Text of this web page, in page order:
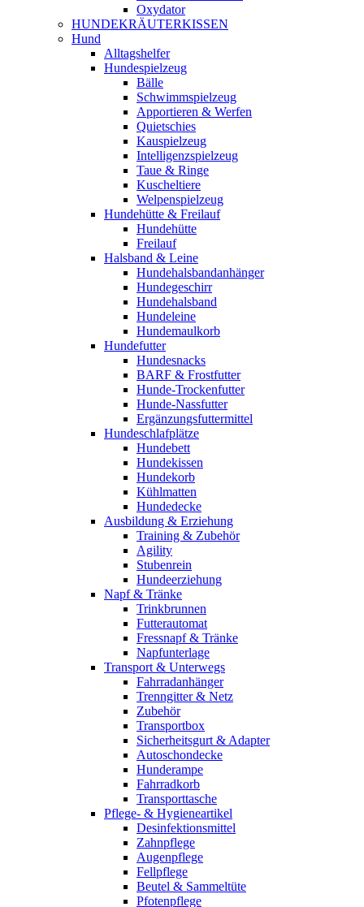
Oxydator
HUNDEKRÄUTERKISSEN
Hund
Alltagshelfer
Hundespielzeug
Bälle
Schwimmspielzeug
Apportieren & Werfen
Quietschies
Kauspielzeug
Intelligenzspielzeug
Taue & Ringe
Kuscheltiere
Welpenspielzeug
Hundehütte & Freilauf
Hundehütte
Freilauf
Halsband & Leine
Hundehalsbandanhänger
Hundegeschirr
Hundehalsband
Hundeleine
Hundemaulkorb
Hundefutter
Hundesnacks
BARF & Frostfutter
Hunde-Trockenfutter
Hunde-Nassfutter
Ergänzungsfuttermittel
Hundeschlafplätze
Hundebett
Hundekissen
Hundekorb
Kühlmatten
Hundedecke
Ausbildung & Erziehung
Training & Zubehör
Agility
Stubenrein
Hundeerziehung
Napf & Tränke
Trinkbrunnen
Futterautomat
Fressnapf & Tränke
Napfunterlage
Transport & Unterwegs
Fahrradanhänger
Trenngitter & Netz
Zubehör
Transportbox
Sicherheitsgurt & Adapter
Autoschondecke
Hunderampe
Fahrradkorb
Transporttasche
Pflege- & Hygieneartikel
Desinfektionsmittel
Zahnpflege
Augenpflege
Fellpflege
Beutel & Sammeltüte
Pfotenpflege